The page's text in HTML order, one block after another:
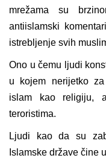
mrežama su
antiislamski
istrebljenje svih
Ono u čemu ljudi
u kojem nerijetko
islam kao religiju,
teroristima.
Ljudi kao da su
Islamske države čine